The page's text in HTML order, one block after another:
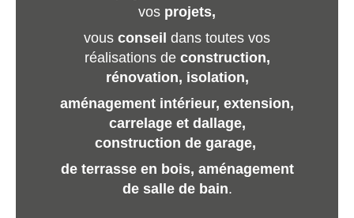
vos projets,
vous conseil dans toutes vos
réalisations de construction,
rénovation, isolation,
aménagement intérieur, extension,
carrelage et dallage,
construction de garage,
de terrasse en bois, aménagement
de salle de bain.